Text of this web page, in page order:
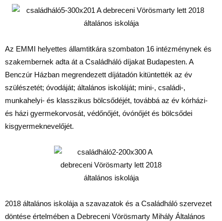
Az EMMI helyettes államtitkára szombaton 16 intézménynek és
szakembernek adta át a Családháló díjakat Budapesten. A
Benczúr Házban megrendezett díjátadón kitüntették az év
szülészetét; óvodáját; általános iskoláját; mini-, családi-,
munkahelyi- és klasszikus bölcsődéjét, továbbá az év kórházi-
és házi gyermekorvosát, védőnőjét, óvónőjét és bölcsődei
kisgyermeknevelőjét.
2018 általános iskolája a szavazatok és a Családháló szervezet
döntése értelmében a Debreceni Vörösmarty Mihály Általános